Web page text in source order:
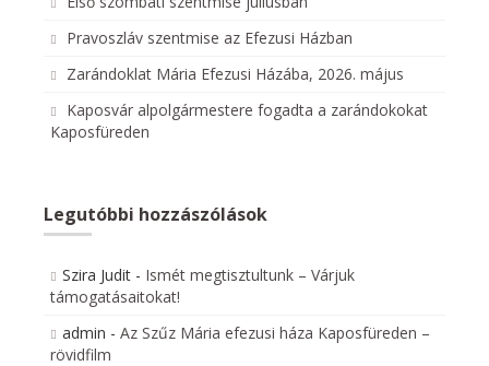
Pravoszláv szentmise az Efezusi Házban
Zarándoklat Mária Efezusi Házába, 2026. május
Kaposvár alpolgármestere fogadta a zarándokokat
Kaposfüreden
Legutóbbi hozzászólások
Szira Judit - Ismét megtisztultunk – Várjuk
támogatásaitokat!
admin - Az Szűz Mária efezusi háza Kaposfüreden –
rövidfilm